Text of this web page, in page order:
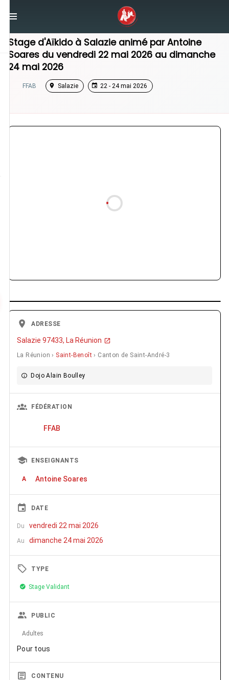
Stage Aikido
Stage d'Aïkido à Salazieanimé parAntoine
Soares du vendredi 22 mai 2026 au dimanche
24 mai 2026
FFAB Salazie 22 - 24 mai 2026
ADRESSE
Salazie 97433, La Réunion
La Réunion › Saint-Benoît › Canton de Saint-André-3
Dojo Alain Boulley
FÉDÉRATION
FFAB
ENSEIGNANTS
A Antoine Soares
DATE
Du vendredi 22 mai 2026
Au dimanche 24 mai 2026
TYPE
Stage Validant
PUBLIC
Adultes
Pour tous
CONTENU